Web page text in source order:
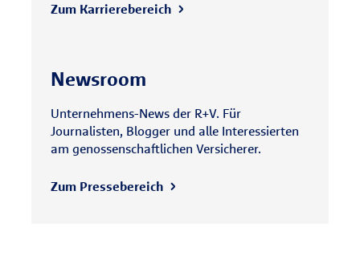
Zum Karrierebereich
Newsroom
Unternehmens-News der R+V. Für
Journalisten, Blogger und alle Interessierten
am genossenschaftlichen Versicherer.
Zum Pressebereich